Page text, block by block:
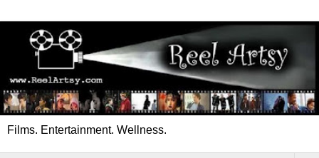
Films. Entertainment. Wellness.